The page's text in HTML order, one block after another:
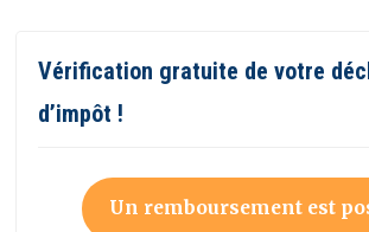
Vérification gratuite de votre
d’impôt !
Un remboursement est